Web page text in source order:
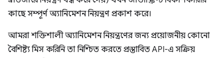
কাছে সম্পূর্ণ অ্যানিমেশন নিয়ন্ত্রণ প্রকাশ করে।
আমরা শক্তিশালী অ্যানিমেশন নিয়ন্ত্রণের জন্য প্রয়োজনীয় কোনো
বৈশিষ্ট্য মিস করিনি তা নিশ্চিত করতে প্রস্তাবিত API-এ সক্রিয়